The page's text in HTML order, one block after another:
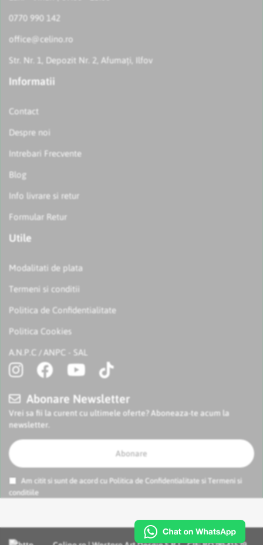
0770 990 142
office@celino.ro
Str. Nr. 1, Depozit Nr. 2, Afumați, Ilfov
Informatii
Contact
Despre noi
Intrebari Frecvente
Blog
Info livrare si retur
Formular Retur
Utile
Modalitati de plata
Termeni si conditii
Politica de Confidentialitate
Politica Cookies
A.N.P.C / ANPC - SAL
Abonare Newsletter
Vrei sa fii la curent cu ultimele oferte? Aboneaza-te acum la
newsletter.
Abonare
Am citit si sunt de acord cu Politica de Confidentialitate si
Termeni si
conditiile